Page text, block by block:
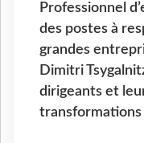
Professionnel
des postes à
grandes
Dimitri
dirigeants et
transformations